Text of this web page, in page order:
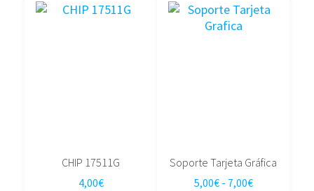
CHIP 17511G
4,00€
Soporte Tarjeta Gráfica
5,00€ - 7,00€Rango de
Este
producto
en